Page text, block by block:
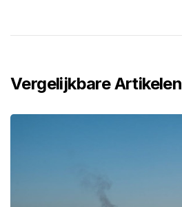
Vergelijkbare Artikelen